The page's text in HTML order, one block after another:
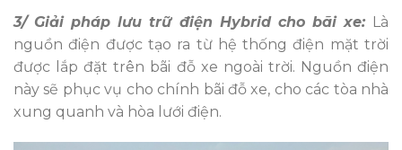
3/ Giải pháp lưu trữ điện Hybrid cho bãi xe: Là
nguồn điện được tạo ra từ hệ thống điện mặt trời
được lắp đặt trên bãi đỗ xe ngoài trời. Nguồn điện
này sẽ phục vụ cho chính bãi đỗ xe, cho các tòa nhà
xung quanh và hòa lưới điện.